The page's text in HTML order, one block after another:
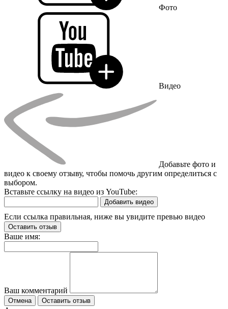
Фото
Видео
Добавьте фото и
видео к своему отзыву, чтобы помочь другим определиться с
выбором.
Вставьте ссылку на видео из YouTube:
Добавить видео
Если ссылка правильная, ниже вы увидите превью видео
Оставить отзыв
Ваше имя:
Ваш комментарий
Отмена Оставить отзыв